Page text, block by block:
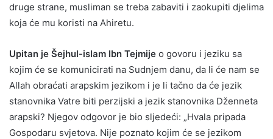
druge strane, musliman se treba zabaviti i zaokupiti djelima
koja će mu koristi na Ahiretu.
Upitan je Šejhul-islam Ibn Tejmije o govoru i jeziku sa
kojim će se komunicirati na Sudnjem danu, da li će nam se
Allah obraćati arapskim jezikom i je li tačno da će jezik
stanovnika Vatre biti perzijski a jezik stanovnika Dženneta
arapski? Njegov odgovor je bio sljedeći: „Hvala pripada
Gospodaru svjetova. Nije poznato kojim će se jezikom